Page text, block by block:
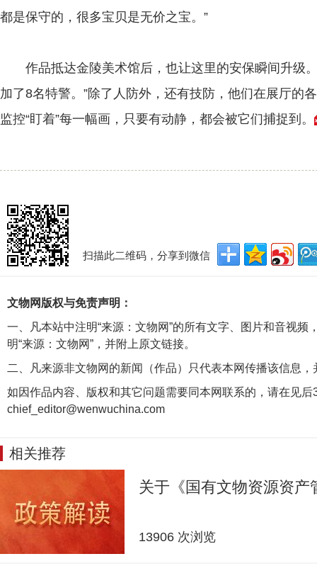
都是保守的，很多宝贝是无价之宝。”
作品抵达金陵美术馆后，也让这里的安保瞬间升级。
加了8名特警。”除了人防外，还有技防，他们在展厅的
监控“盯着”每一幅画，只要有动静，都会被它们捕捉到。
扫描此二维码，分享到微信
文物网版权与免责声明：
一、凡本站中注明“来源：文物网”的所有文字、图片和音视
明“来源：文物网”，并附上原文链接。
二、凡来源非文物网的新闻（作品）只代表本网传播该信息
如因作品内容、版权和其它问题需要同本网联系的，请在见后
chief_editor@wenwuchina.com
相关推荐
关于《国有文物资源资
13906 次浏览